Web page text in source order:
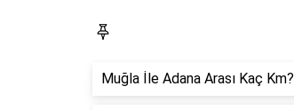
Muğla İle Adana Arası Kaç Km?